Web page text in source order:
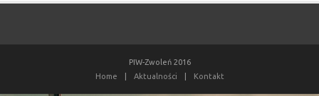
PIW-Zwoleń 2016
Home
Aktualności Kontakt